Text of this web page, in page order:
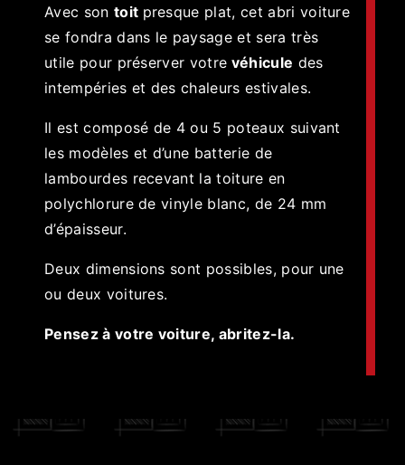
Avec son toit presque plat, cet abri voiture
se fondra dans le paysage et sera très
utile pour préserver votre véhicule des
intempéries et des chaleurs estivales.
Il est composé de 4 ou 5 poteaux suivant
les modèles et d’une batterie de
lambourdes recevant la toiture en
polychlorure de vinyle blanc, de 24 mm
d’épaisseur.
Deux dimensions sont possibles, pour une
ou deux voitures.
Pensez à votre voiture, abritez-la.